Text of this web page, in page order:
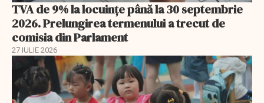
TVA de 9% la locuințe până la 30 septembrie
2026. Prelungirea termenului a trecut de
comisia din Parlament
27 IULIE 2026